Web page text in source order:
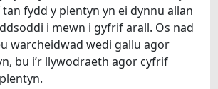
fydd y plentyn yn ei dynnu allan
i mewn i gyfrif arall. Os nad
warcheidwad wedi gallu agor
bu i’r llywodraeth agor cyfrif